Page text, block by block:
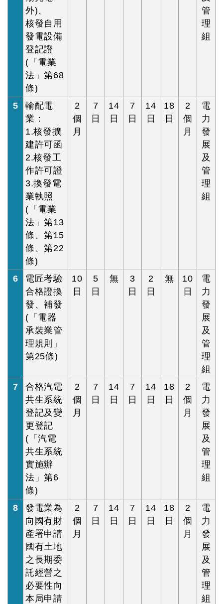
外)、
核發自用
發電設備
登記證
(「電業
法」第68
條)
管
理
組
5
輸配電
業：
1.核發擴
建許可函
2.核發工
作許可證
3.換發電
業執照
(「電業
法」第13
條、第15
條、第22
條)
2
個
月
7
日
14
日
7
日
14
日
18
日
2
個
月
電
力
發
展
及
管
理
組
6
電匠考驗
合格證換
發、補發
(「電器
承裝業管
理規則」
第25條)
10
日
5
日
無
3
日
2
日
無
10
日
電
力
發
展
及
管
理
組
7
合格汽電
共生系統
登記及變
更登記
(「汽電
共生系統
實施辦
法」第6
條)
2
個
月
7
日
14
日
7
日
14
日
18
日
2
個
月
電
力
發
展
及
管
理
組
8
發電業為
向國有財
產署申請
國有土地
之長期委
託經營之
必要性向
本局申請
2
個
月
7
日
14
日
7
日
14
日
18
日
2
個
月
電
力
發
展
及
管
理
組